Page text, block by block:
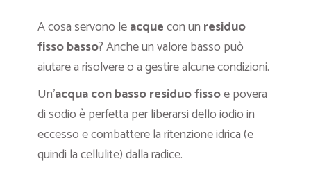
A cosa servono leacquecon un residuo
fisso basso? Anche un valore basso può
aiutare a risolvere o a gestire alcune condizioni.
Un’acqua con basso residuo fissoe povera
di sodio è perfetta per liberarsi dello iodio in
eccesso e combattere la ritenzione idrica (e
quindi la cellulite) dalla radice.